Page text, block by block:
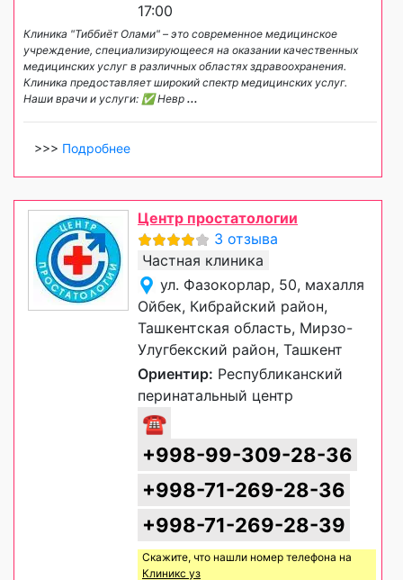
17:00
Клиника "Тиббиёт Олами" – это современное медицинское
учреждение, специализирующееся на оказании качественных
медицинских услуг в различных областях здравоохранения.
Клиника предоставляет широкий спектр медицинских услуг.
Наши врачи и услуги: ✅ Невр ...
>>> Подробнее
Центр простатологии
3 отзыва
Частная клиника
ул. Фазокорлар, 50, махалля
Ойбек, Кибрайский район,
Ташкентская область, Мирзо-
Улугбекский район, Ташкент
Ориентир: Республиканский
перинатальный центр
☎
+998-99-309-28-36
+998-71-269-28-36
+998-71-269-28-39
Скажите, что нашли номер телефона на
Клиникс уз